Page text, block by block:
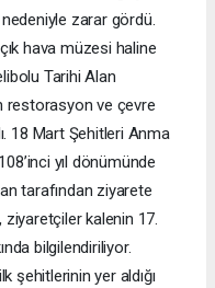
zarar gördü.
hava müzesi haline
Tarihi Alan
restorasyon ve çevre
18 Mart Şehitleri Anma
yıl dönümünde
tarafından ziyarete
ziyaretçiler kalenin 17.
bilgilendiriliyor.
şehitlerinin yer aldığı